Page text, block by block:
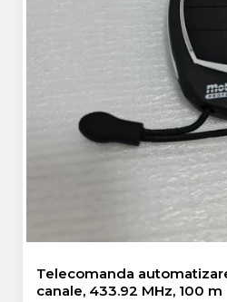
Telecomanda
canale, 433.92 MHz, 100 m